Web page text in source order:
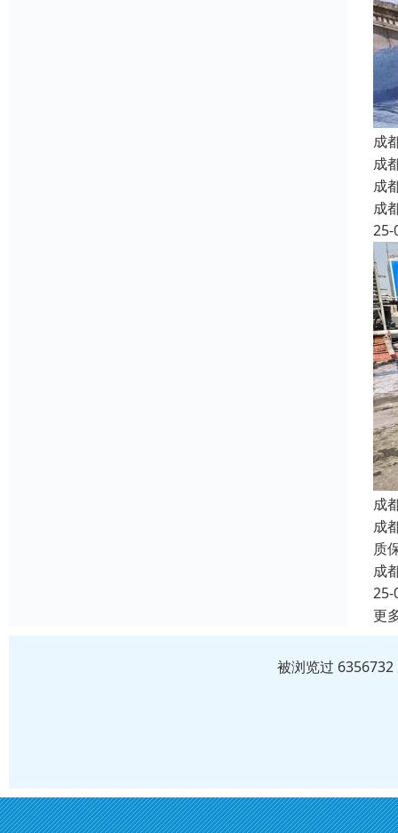
成
成
成
成
25-
成
成
质
成
25-
更
被浏览过